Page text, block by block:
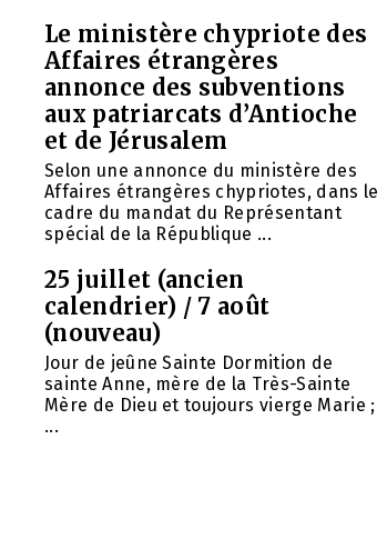
Le ministère chypriote des
Affaires étrangères
annonce des subventions
aux patriarcats d’Antioche
et de Jérusalem
Selon une annonce du ministère des
Affaires étrangères chypriotes, dans le
cadre du mandat du Représentant
spécial de la République ...
25 juillet (ancien
calendrier) / 7 août
(nouveau)
Jour de jeûne Sainte Dormition de
sainte Anne, mère de la Très-Sainte
Mère de Dieu et toujours vierge Marie ;
...